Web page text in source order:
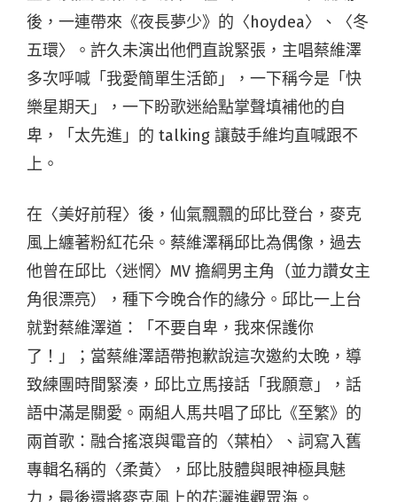
後，一連帶來《夜長夢少》的〈hoydea〉、〈冬
五環〉。許久未演出他們直說緊張，主唱蔡維澤
多次呼喊「我愛簡單生活節」，一下稱今是「快
樂星期天」，一下盼歌迷給點掌聲填補他的自
卑，「太先進」的 talking 讓鼓手維均直喊跟不
上。
在〈美好前程〉後，仙氣飄飄的邱比登台，麥克
風上纏著粉紅花朵。蔡維澤稱邱比為偶像，過去
他曾在邱比〈迷惘〉MV 擔綱男主角（並力讚女主
角很漂亮），種下今晚合作的緣分。邱比一上台
就對蔡維澤道：「不要自卑，我來保護你
了！」；當蔡維澤語帶抱歉說這次邀約太晚，導
致練團時間緊湊，邱比立馬接話「我願意」，話
語中滿是關愛。兩組人馬共唱了邱比《至繁》的
兩首歌：融合搖滾與電音的〈葉柏〉、詞寫入舊
專輯名稱的〈柔黃〉，邱比肢體與眼神極具魅